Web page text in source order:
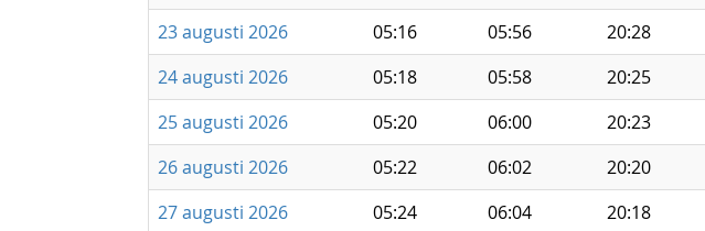
23 augusti 2026
05:16 05:56 20:28
24 augusti 2026
05:18 05:58 20:25
25 augusti 2026
05:20 06:00 20:23
26 augusti 2026
05:22 06:02 20:20
27 augusti 2026
05:24 06:04 20:18